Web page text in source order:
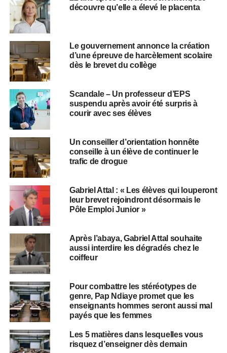
découvre qu’elle a élevé le placenta
Le gouvernement annonce la création
d’une épreuve de harcèlement scolaire
dès le brevet du collège
Scandale – Un professeur d’EPS
suspendu après avoir été surpris à
courir avec ses élèves
Un conseiller d’orientation honnête
conseille à un élève de continuer le
trafic de drogue
Gabriel Attal : « Les élèves qui louperont
leur brevet rejoindront désormais le
Pôle Emploi Junior »
Après l’abaya, Gabriel Attal souhaite
aussi interdire les dégradés chez le
coiffeur
Pour combattre les stéréotypes de
genre, Pap Ndiaye promet que les
enseignants hommes seront aussi mal
payés que les femmes
Les 5 matières dans lesquelles vous
risquez d’enseigner dès demain